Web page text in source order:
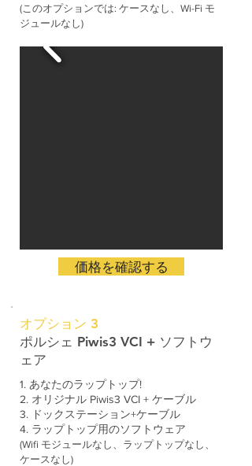
(このオプションでは: ケースなし、Wi-Fi モ
ジュールなし)
価格を確認する
オプション 3
ポルシェ Piwis3 VCI + ソフトウ
ェア
1. あなたのラップトップ!
2. オリジナル Piwis3 VCI + ケーブル
3. ドックステーション+ケーブル
4. ラップトップ用のソフトウェア
(Wifi モジュールなし、ラップトップなし、
ケースなし)